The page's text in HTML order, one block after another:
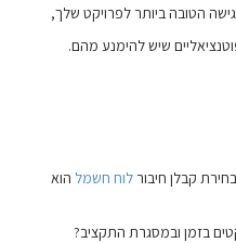
הטובה ביותר לפרויקט שלך,
שיש להימנע מהם.
קבלן חיבור לוח חשמל הוא
בזמן ובמסגרת התקציב?